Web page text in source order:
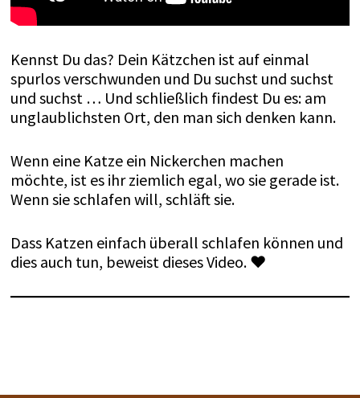
Kennst Du das? Dein Kätzchen ist auf einmal
spurlos verschwunden und Du suchst und suchst
und suchst … Und schließlich findest Du es: am
unglaublichsten Ort, den man sich denken kann.
Wenn eine Katze ein Nickerchen machen
möchte, ist es ihr ziemlich egal, wo sie gerade ist.
Wenn sie schlafen will, schläft sie.
Dass Katzen einfach überall schlafen können und
dies auch tun, beweist dieses Video. ♥